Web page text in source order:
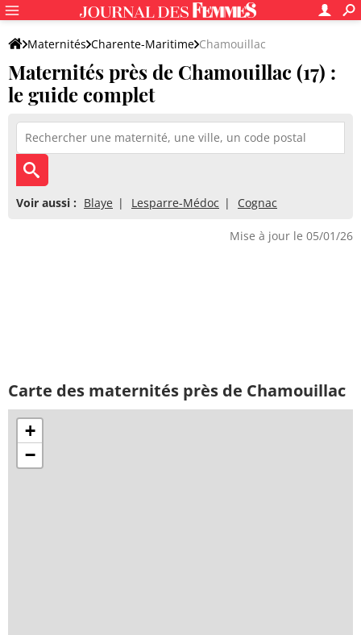
Maternités Charente-Maritime Chamouillac
Maternités près de Chamouillac (17) :
le guide complet
Voir aussi : Blaye Lesparre-Médoc Cognac
Mise à jour le 05/01/26
Carte des maternités près de Chamouillac
+
−